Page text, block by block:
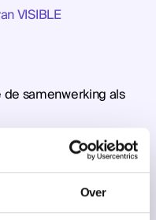
Over
VISIBLE
samenwerking als
is al jaren heel prettig.
project rondom onze
en dachten mee
naar een passend
Daarnaast werd